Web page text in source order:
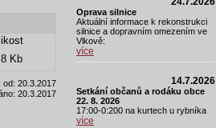
Kb
od: 20.3.2017
20.3.2017
Oprava silnice
Aktuální informace k rekonstrukci
silnice a dopravním omezením ve
Vlkově:
více
14.7.2026
Setkání občanů a rodáku obce
22. 8. 2026
17:00-0:200 na kurtech u rybníka
více